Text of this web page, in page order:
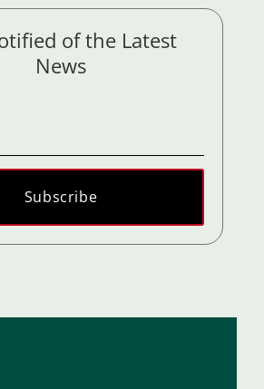
of the Latest
News
Subscribe